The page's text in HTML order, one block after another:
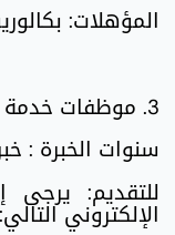
المؤهلات:
3. موظفات خدمة عملاء/شركة Med Health
سنوات الخبرة :
للتقديم: يرجى
الإلكتروني التالي: